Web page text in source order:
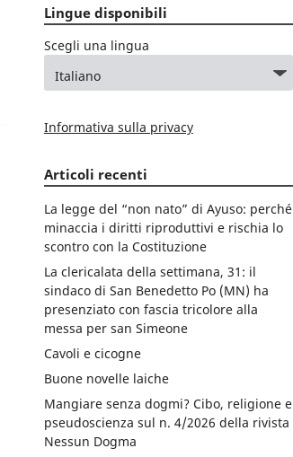
Lingue disponibili
Scegli una lingua
Informativa sulla privacy
Articoli recenti
La legge del “non nato” di Ayuso: perché
minaccia i diritti riproduttivi e rischia lo
scontro con la Costituzione
La clericalata della settimana, 31: il
sindaco di San Benedetto Po (MN) ha
presenziato con fascia tricolore alla
messa per san Simeone
Cavoli e cicogne
Buone novelle laiche
Mangiare senza dogmi? Cibo, religione e
pseudoscienza sul n. 4/2026 della rivista
Nessun Dogma